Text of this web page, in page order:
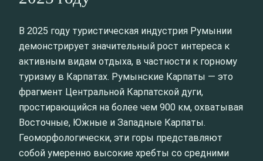
В 2025 году туристическая индустрия Румынии
демонстрирует значительный рост интереса к
активным видам отдыха, в частности к горному
туризму в Карпатах. Румынские Карпаты — это
фрагмент Центральной Карпатской дуги,
простирающийся на более чем 900 км, охватывая
Восточные, Южные и Западные Карпаты.
Геоморфологически, эти горы представляют
собой умеренно высокие хребты со средними